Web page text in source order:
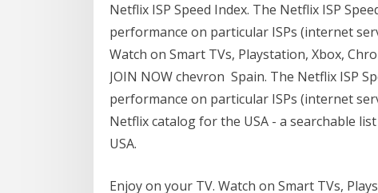
Netflix ISP Speed Index. The Netflix ISP
performance on particular ISPs (internet
Watch on Smart TVs, Playstation, Xbox,
JOIN NOW chevron Spain. The Netflix ISP
performance on particular ISPs (internet
Netflix catalog for the USA - a searchable
USA.
Enjoy on your TV. Watch on Smart TVs,